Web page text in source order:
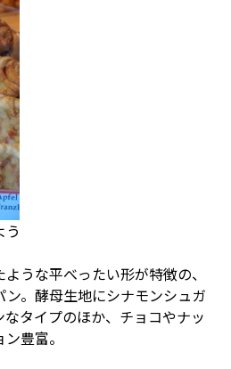
う
うな平べったい形が特徴の、
。酵母生地にシナモンシュガ
タイプのほか、チョコやナッ
豊富。